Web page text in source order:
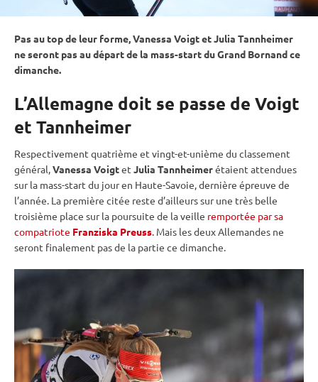
Pas au top de leur forme, Vanessa Voigt et Julia Tannheimer
ne seront pas au départ de la mass-start du Grand Bornand ce
dimanche.
L’Allemagne doit se passe de Voigt
et Tannheimer
Respectivement quatrième et vingt-et-unième du classement
général,Vanessa Voigtet Julia Tannheimerétaient attendues
sur la mass-start du jour en Haute-Savoie, dernière épreuve de
l’année. La première citée reste d’ailleurs sur une très belle
troisième place sur la poursuite de la veille remportée par sa
compatriote Franziska Preuss. Mais les deux Allemandes ne
seront finalement pas de la partie ce dimanche.